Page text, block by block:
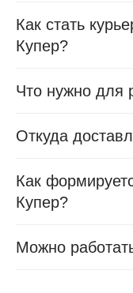
Как стать
Купер?
Что нужно для
Откуда
Как
Купер?
Можно